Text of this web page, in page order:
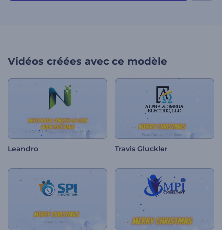
Vidéos créées avec ce modèle
Leandro Travis Gluckler